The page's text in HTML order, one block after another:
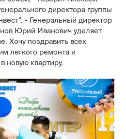
директора группы
- Генеральный директор
Юрий Иванович уделяет
Хочу поздравить всех
легкого ремонта и
новую квартиру.